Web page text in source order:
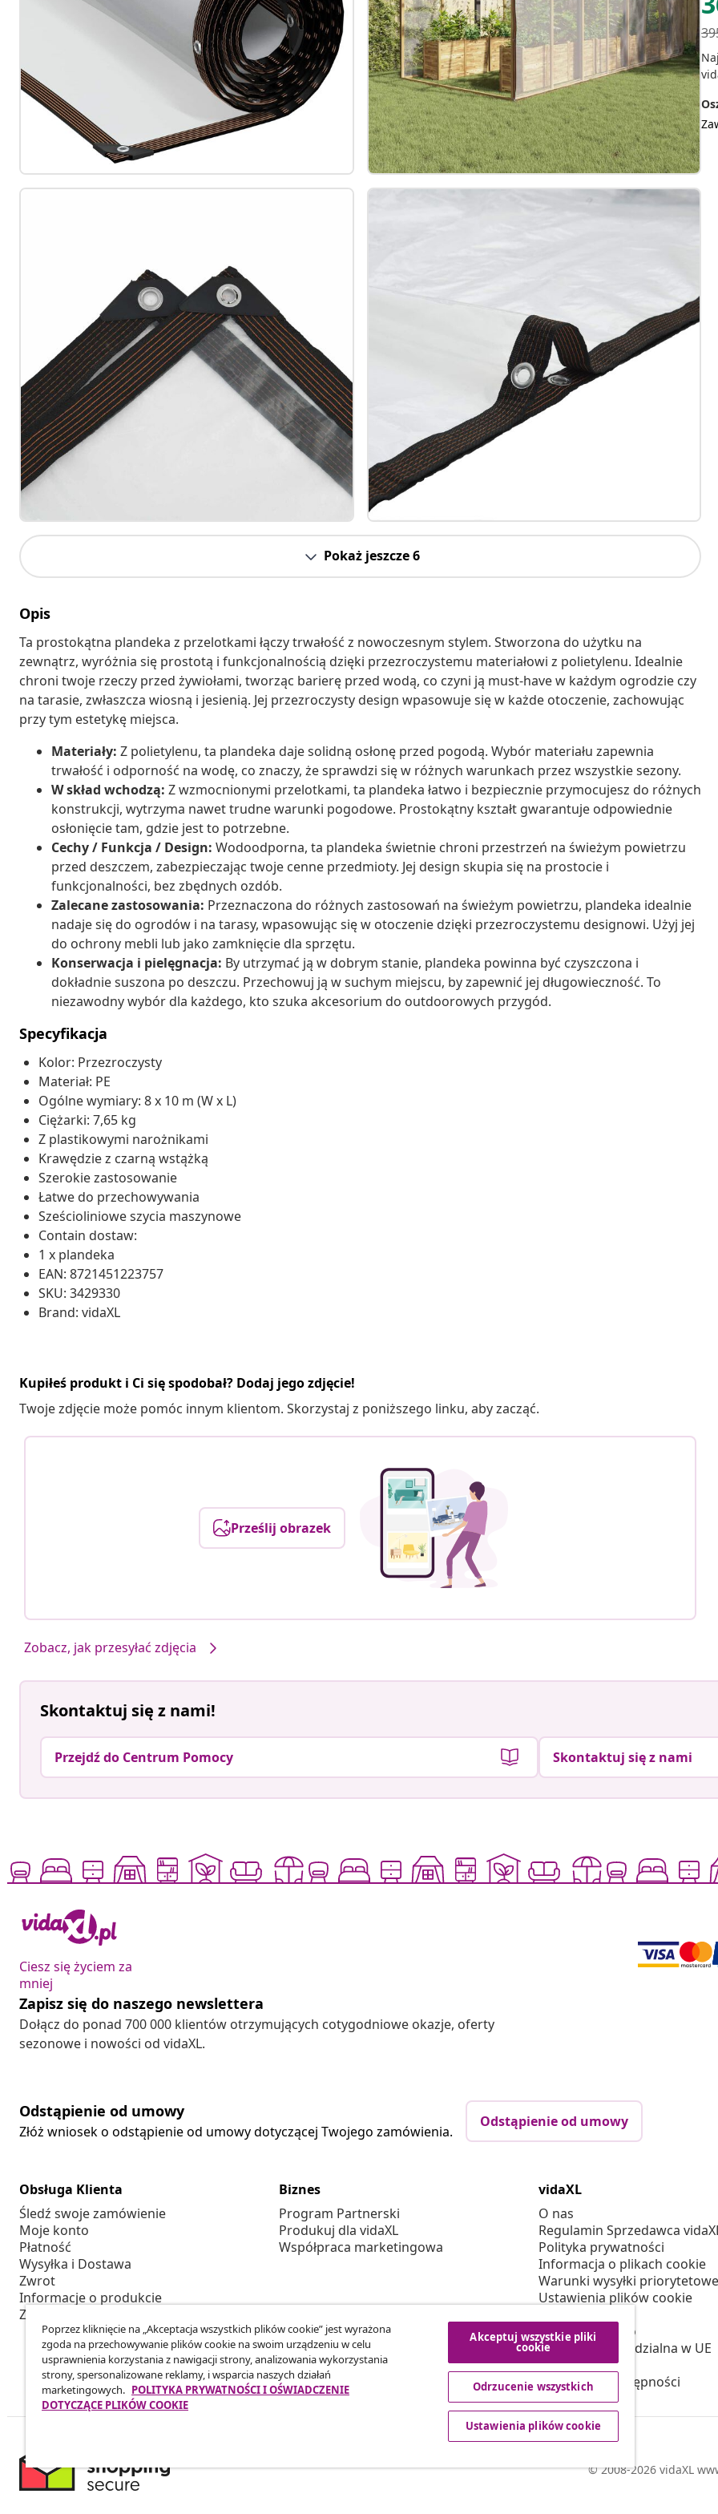
Pokaż jeszcze 6
Opis
Ta prostokątna plandeka z przelotkami łączy trwałość z nowoczesnym stylem. Stworzona do użytku na
zewnątrz, wyróżnia się prostotą i funkcjonalnością dzięki przezroczystemu materiałowi z polietylenu. Idealnie
chroni twoje rzeczy przed żywiołami, tworząc barierę przed wodą, co czyni ją must-have w każdym ogrodzie czy
na tarasie, zwłaszcza wiosną i jesienią. Jej przezroczysty design wpasowuje się w każde otoczenie, zachowując
przy tym estetykę miejsca.
Materiały: Z polietylenu, ta plandeka daje solidną osłonę przed pogodą. Wybór materiału zapewnia
trwałość i odporność na wodę, co znaczy, że sprawdzi się w różnych warunkach przez wszystkie sezony.
W skład wchodzą: Z wzmocnionymi przelotkami, ta plandeka łatwo i bezpiecznie przymocujesz do różnych
konstrukcji, wytrzyma nawet trudne warunki pogodowe. Prostokątny kształt gwarantuje odpowiednie
osłonięcie tam, gdzie jest to potrzebne.
Cechy / Funkcja / Design: Wodoodporna, ta plandeka świetnie chroni przestrzeń na świeżym powietrzu
przed deszczem, zabezpieczając twoje cenne przedmioty. Jej design skupia się na prostocie i
funkcjonalności, bez zbędnych ozdób.
Zalecane zastosowania: Przeznaczona do różnych zastosowań na świeżym powietrzu, plandeka idealnie
nadaje się do ogrodów i na tarasy, wpasowując się w otoczenie dzięki przezroczystemu designowi. Użyj jej
do ochrony mebli lub jako zamknięcie dla sprzętu.
Konserwacja i pielęgnacja: By utrzymać ją w dobrym stanie, plandeka powinna być czyszczona i
dokładnie suszona po deszczu. Przechowuj ją w suchym miejscu, by zapewnić jej długowieczność. To
niezawodny wybór dla każdego, kto szuka akcesorium do outdoorowych przygód.
Specyfikacja
Kolor: Przezroczysty
Materiał: PE
Ogólne wymiary: 8 x 10 m (W x L)
Ciężarki: 7,65 kg
Z plastikowymi narożnikami
Krawędzie z czarną wstążką
Szerokie zastosowanie
Łatwe do przechowywania
Sześcioliniowe szycia maszynowe
Contain dostaw:
1 x plandeka
EAN: 8721451223757
SKU: 3429330
Brand: vidaXL
Kupiłeś produkt i Ci się spodobał? Dodaj jego zdjęcie!
Twoje zdjęcie może pomóc innym klientom. Skorzystaj z poniższego linku, aby zacząć.
Prześlij obrazek
Zobacz, jak przesyłać zdjęcia
Skontaktuj się z nami!
Przejdź do Centrum Pomocy Skontaktuj się z nami
Ciesz się życiem za
mniej
Zapisz się do naszego newslettera
Dołącz do ponad 700 000 klientów otrzymujących cotygodniowe okazje, oferty
sezonowe i nowości od vidaXL.
Odstąpienie od umowy
Złóż wniosek o odstąpienie od umowy dotyczącej Twojego zamówienia.
Odstąpienie od umowy
Obsługa Klienta
Śledź swoje zamówienie
Moje konto
Płatność
Wysyłka i Dostawa
Zwrot
Informacje o produkcie
Zamówienie
Biznes
Program Partnerski
Produkuj dla vidaXL
Współpraca marketingowa
vidaXL
O nas
Regulamin Sprzedawca
Polityka prywatności
Informacja o plikach cookie
Warunki wysyłki
Ustawienia plików cookie
Bezpieczeństwo
Osoba odpowiedzialna w UE
Polityką EPR
Deklaracja dostępności
© 2008-2026 vidaXL
Poprzez kliknięcie na „Akceptacja wszystkich plików cookie” jest wyrażona
zgoda na przechowywanie plików cookie na swoim urządzeniu w celu
usprawnienia korzystania z nawigacji strony, analizowania wykorzystania
strony, spersonalizowane reklamy, i wsparcia naszych działań
marketingowych. POLITYKA PRYWATNOŚCI I OŚWIADCZENIE
DOTYCZĄCE PLIKÓW COOKIE
Akceptuj wszystkie pliki
cookie
Odrzucenie wszystkich
Ustawienia plików cookie